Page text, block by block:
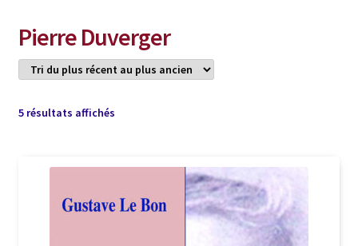
Conditions de Vente
Connection
Listes d’Envies
Livres de Peter Randa
Pierre Duverger
5 résultats affichésTrié
récent
plus